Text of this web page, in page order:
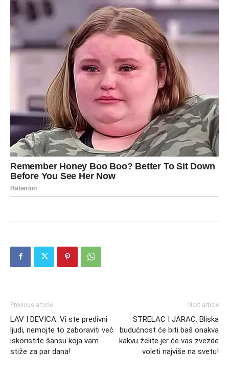
Previous article
LAV I DEVICA: Vi ste predivni
ljudi, nemojte to zaboraviti već
iskoristite šansu koja vam
stiže za par dana!
Next article
STRELAC I JARAC: Bliska
budućnost će biti baš onakva
kakvu želite jer će vas zvezde
voleti najviše na svetu!